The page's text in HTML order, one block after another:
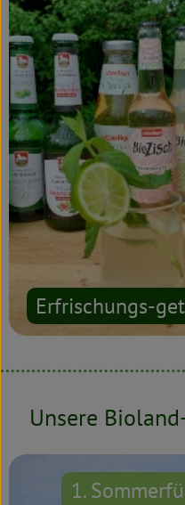
Erfrischungs-
Unsere
1.